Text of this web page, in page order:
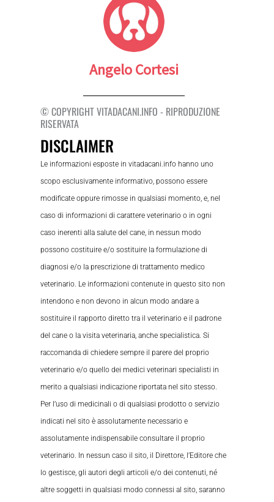
Angelo Cortesi
© COPYRIGHT VITADACANI.INFO - RIPRODUZIONE
RISERVATA
DISCLAIMER
Le informazioni esposte in vitadacani.info hanno uno
scopo esclusivamente informativo, possono essere
modificate oppure rimosse in qualsiasi momento, e, nel
caso di informazioni di carattere veterinario o in ogni
caso inerenti alla salute del cane, in nessun modo
possono costituire e/o sostituire la formulazione di
diagnosi e/o la prescrizione di trattamento medico
veterinario. Le informazioni contenute in questo sito non
intendono e non devono in alcun modo andare a
sostituire il rapporto diretto tra il veterinario e il padrone
del cane o la visita veterinaria, anche specialistica. Si
raccomanda di chiedere sempre il parere del proprio
veterinario e/o quello dei medici veterinari specialisti in
merito a qualsiasi indicazione riportata nel sito stesso.
Per l’uso di medicinali o di qualsiasi prodotto o servizio
indicati nel sito è assolutamente necessario e
assolutamente indispensabile consultare il proprio
veterinario. In nessun caso il sito, il Direttore, l’Editore che
lo gestisce, gli autori degli articoli e/o dei contenuti, né
altre soggetti in qualsiasi modo connessi al sito, saranno